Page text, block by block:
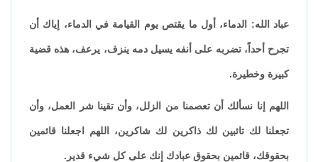
عباد الله: الدماء، أول ما يقتص يوم القيامة في الدماء، إياك أن
تجرح أحداً، تضربه على أنفه يسيل دمه ينزف، يرعف، هذه قضية
كبيرة وخطيرة.
اللهم إنا نسألك أن تعصمنا من الزلل، وأن تقينا شر العمل، وأن
تجعلنا لك تائبين لك ذاكرين لك شاكرين، اللهم اجعلنا قائمين
بحقوقك، قائمين بحقوق عبادك إنك على كل شيء قدير.